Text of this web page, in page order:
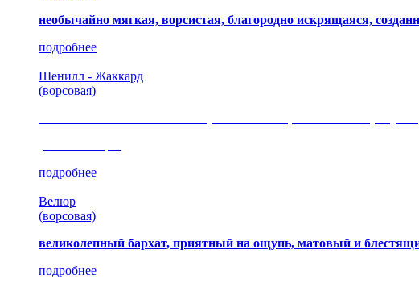
необычайно мягкая, ворсистая, благородно искрящаяся,
подробнее
Шенилл - Жаккард
(ворсовая)
подробнее
Велюр
(ворсовая)
великолепный бархат, приятный на ощупь, матовый и
подробнее